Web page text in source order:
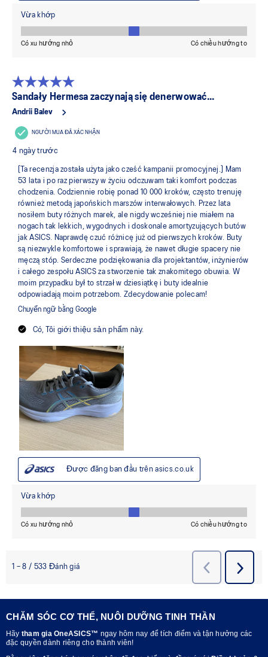
CHĂM SÓC CƠ THỂ, NUÔI DƯỠNG TINH THẦN
Hãy tham gia OneASICS™ ngay hôm nay để tích điểm và tận hưởng các
đặc quyền dành riêng cho thành viên!